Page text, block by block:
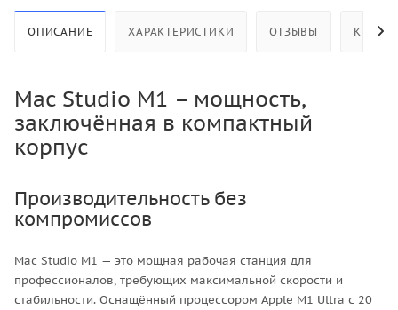
ОПИСАНИЕ ХАРАКТЕРИСТИКИ ОТЗЫВЫ КАК
Mac Studio M1 – мощность,
заключённая в компактный
корпус
Производительность без
компромиссов
Mac Studio M1 — это мощная рабочая станция для
профессионалов, требующих максимальной скорости и
стабильности. Оснащённый процессором Apple M1 Ultra с 20